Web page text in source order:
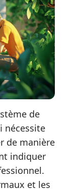
de
nécessite
de manière
indiquer
et les